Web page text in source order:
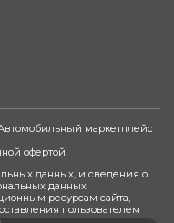
маркетплейс
офертой.
данных, и сведения о
данных
ресурсам сайта,
пользователем